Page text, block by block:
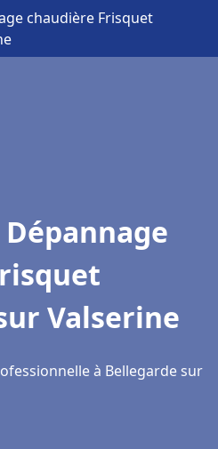
chaudière Frisquet
Valserine
à Bellegarde sur